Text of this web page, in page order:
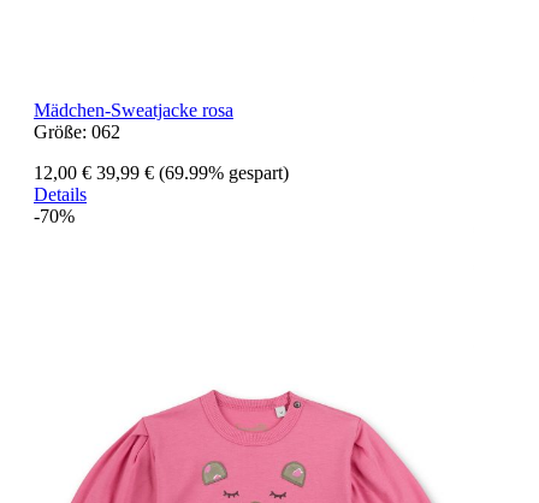
Mädchen-Sweatjacke rosa
Größe: 062
12,00 € 39,99 € (69.99% gespart)
Details
-70%